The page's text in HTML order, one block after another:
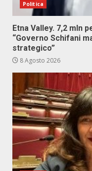
Politica
Etna Valley. 7,2 mln
“Governo Schifani
strategico”
8 Agosto 2026